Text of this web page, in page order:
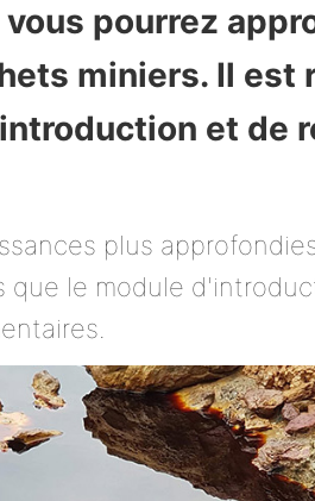
pourrez
miniers. Il est
et de
plus
le module